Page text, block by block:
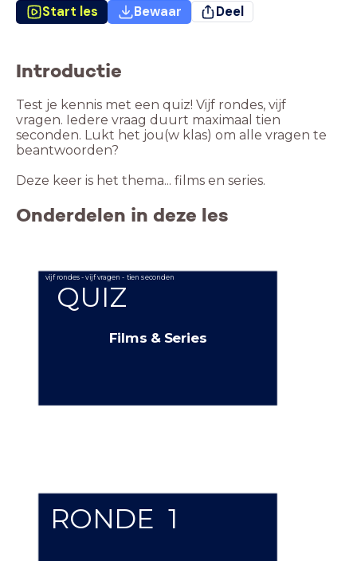
Start les Bewaar Deel
Introductie
Test je kennis met een quiz! Vijf rondes, vijf
vragen. Iedere vraag duurt maximaal tien
seconden. Lukt het jou(w klas) om alle vragen te
beantwoorden?
Deze keer is het thema... films en series.
Onderdelen in deze les
Films & Series
QUIZ
vijf rondes - vijf vragen - tien seconden
RONDE  1